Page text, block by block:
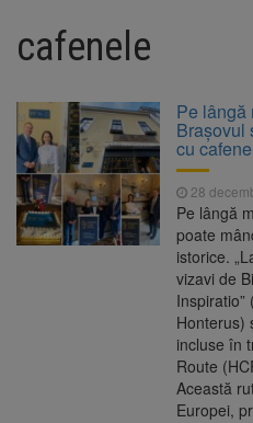
Brașovului vor fi restaurate.
finanțare a fost semnat
propriul record mondial. Betty
zburat din nou pe aripa unui
9 august 2026
Avocații
Tristan Tate cer eliberarea lor
SUA
Se schimbă
medic specialist. Subiecte
aceeași oră și același barem
Se schimbă
capsulele de cafea și
folosință. Noul regulament
cafenele
Pe lângă
Braşovul
cu
28
Pe lângă
poate
istorice.
vizavi de
Honterus)
incluse în
Route
Această
Europei,